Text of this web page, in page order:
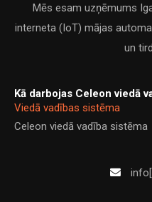
Mēs esam uzņēmums
interneta (IoT) mājas
un
Kā darbojas Celeon viedā
Viedā vadības sistēma
Celeon viedā vadība sistēma